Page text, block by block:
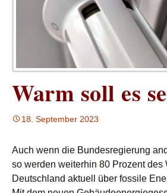
Warm soll es
18. September 2023
Auch wenn die Bundesregierung
so werden weiterhin 80 Prozent des
Deutschland aktuell über fossile